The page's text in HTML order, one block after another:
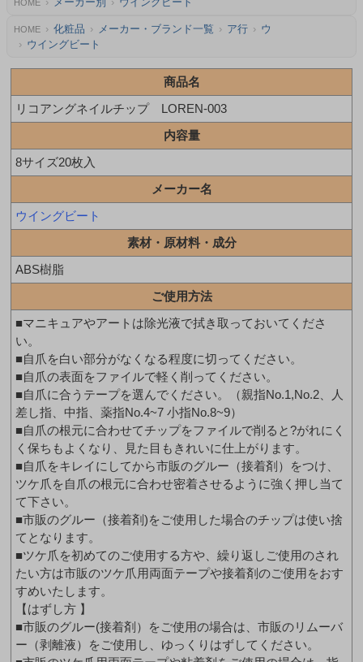
HOME
HOME 化粧品 メーカー・ブランド一覧 ア行
ウ
ウイングビート
商品名
リコアングネイルチップ LOREN-003
内容量
8サイズ20枚入
メーカー名
ウイングビート
素材・原材料・成分
ABS樹脂
ご使用方法
■マニキュアやアートは除光液で拭き取っておいてくださ
い。
■自爪を白い部分がなくなる程度に切ってください。
■自爪の表面をファイルで軽く削ってください。
■自爪に合うテープを選んでください。（親指No.1,No.2、人
差し指、中指、薬指No.4~7 小指No.8~9）
■自爪の根元に合わせてチップをファイルで削ると?がれにく
く保ちもよくなり、見た目もきれいに仕上がります。
■自爪をキレイにしてから市販のグルー（接着剤）をつけ、
ツケ爪を自爪の根元に合わせ密着させるように強く押し当て
て下さい。
■市販のグルー（接着剤)をご使用した場合のチップは使い捨
てとなります。
■ツケ爪を初めてのご使用する方や、繰り返しご使用のされ
たい方は市販のツケ爪用両面テープや接着剤のご使用をおす
すめいたします。
【はずし方 】
■市販のグルー(接着剤）をご使用の場合は、市販のリムーバ
ー（剥離液）をご使用し、ゆっくりはずしてください。